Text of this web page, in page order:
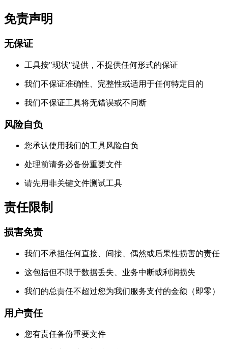
免责声明
无保证
工具按"现状"提供，不提供任何形式的保证
我们不保证准确性、完整性或适用于任何特定目的
我们不保证工具将无错误或不间断
风险自负
您承认使用我们的工具风险自负
处理前请务必备份重要文件
请先用非关键文件测试工具
责任限制
损害免责
我们不承担任何直接、间接、偶然或后果性损害的责任
这包括但不限于数据丢失、业务中断或利润损失
我们的总责任不超过您为我们服务支付的金额（即零）
用户责任
您有责任备份重要文件